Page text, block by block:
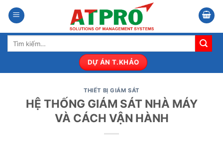
qua
nội
dung
Tìm
DỰ ÁN T.KHẢO
THIẾT BỊ GIÁM SÁT
HỆ THỐNG GIÁM SÁT NHÀ MÁY
VÀ CÁCH VẬN HÀNH